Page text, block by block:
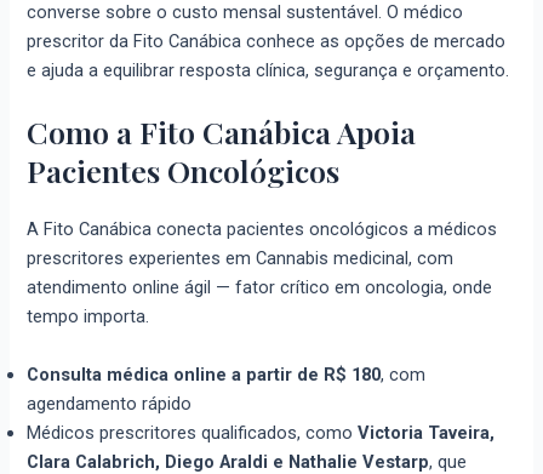
converse sobre o custo mensal sustentável. O médico
prescritor da Fito Canábica conhece as opções de mercado
e ajuda a equilibrar resposta clínica, segurança e orçamento.
Como a Fito Canábica Apoia
Pacientes Oncológicos
A Fito Canábica conecta pacientes oncológicos a médicos
prescritores experientes em Cannabis medicinal, com
atendimento online ágil — fator crítico em oncologia, onde
tempo importa.
Consulta médica online a partir de R$ 180, com
agendamento rápido
Médicos prescritores qualificados, comoVictoria Taveira,
Clara Calabrich, Diego Araldi e Nathalie Vestarp, que